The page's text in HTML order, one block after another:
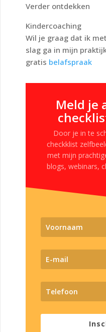
Verder ontdekken
Kindercoaching
Wil je graag dat ik
slag ga in mijn
gratis belafspraak
Meld je
Door je in te
checkklist
met mijn
blogs, webinars,